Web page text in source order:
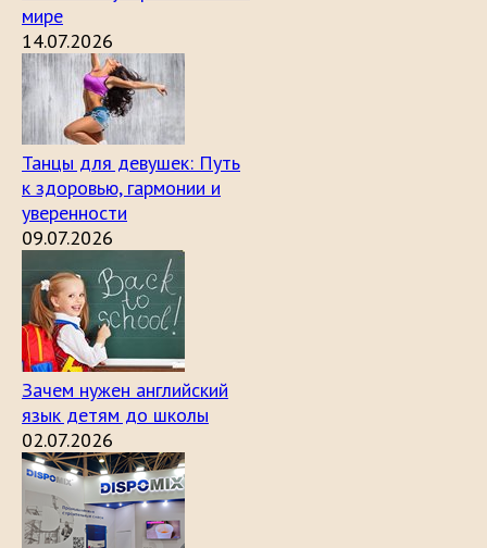
мире
14.07.2026
Танцы для девушек: Путь
к здоровью, гармонии и
уверенности
09.07.2026
Зачем нужен английский
язык детям до школы
02.07.2026